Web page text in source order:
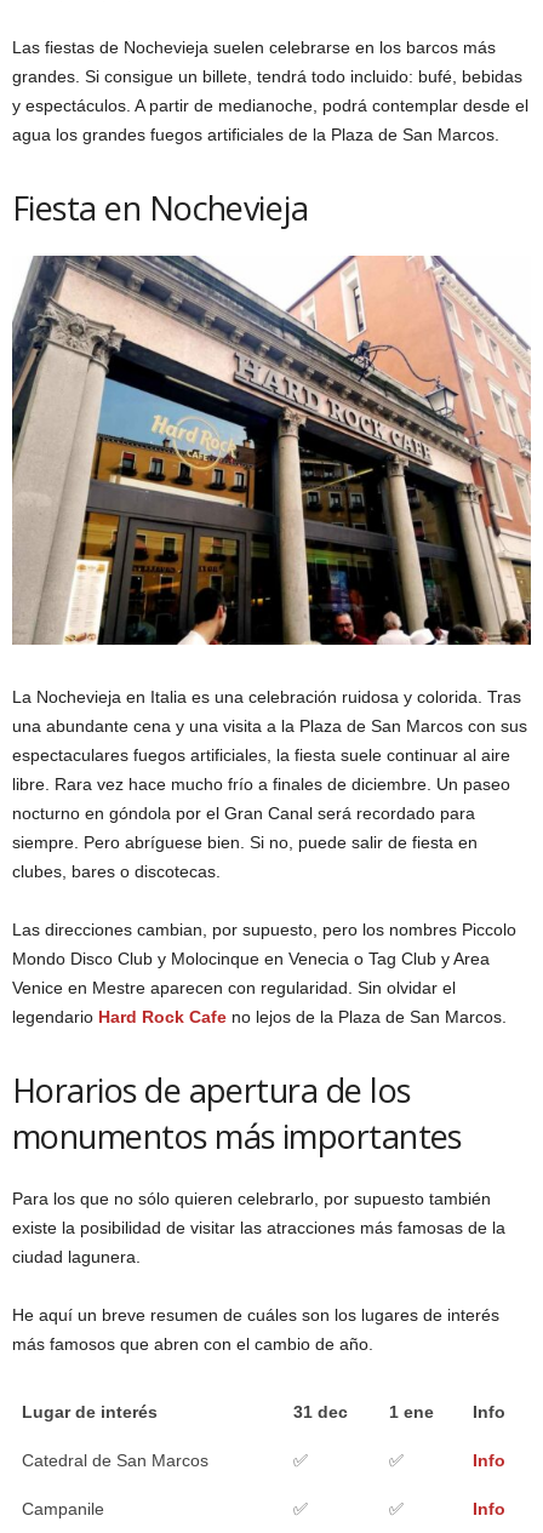
Las fiestas de Nochevieja suelen celebrarse en los barcos más
grandes. Si consigue un billete, tendrá todo incluido: bufé, bebidas
y espectáculos. A partir de medianoche, podrá contemplar desde el
agua los grandes fuegos artificiales de la Plaza de San Marcos.
Fiesta en Nochevieja
La Nochevieja en Italia es una celebración ruidosa y colorida. Tras
una abundante cena y una visita a la Plaza de San Marcos con sus
espectaculares fuegos artificiales, la fiesta suele continuar al aire
libre. Rara vez hace mucho frío a finales de diciembre. Un paseo
nocturno en góndola por el Gran Canal será recordado para
siempre. Pero abríguese bien. Si no, puede salir de fiesta en
clubes, bares o discotecas.
Las direcciones cambian, por supuesto, pero los nombres Piccolo
Mondo Disco Club y Molocinque en Venecia o Tag Club y Area
Venice en Mestre aparecen con regularidad. Sin olvidar el
legendario Hard Rock Cafe no lejos de la Plaza de San Marcos.
Horarios de apertura de los
monumentos más importantes
Para los que no sólo quieren celebrarlo, por supuesto también
existe la posibilidad de visitar las atracciones más famosas de la
ciudad lagunera.
He aquí un breve resumen de cuáles son los lugares de interés
más famosos que abren con el cambio de año.
Lugar de interés 31 dec 1 ene Info
Catedral de San Marcos ✅ ✅ Info
Campanile ✅ ✅ Info